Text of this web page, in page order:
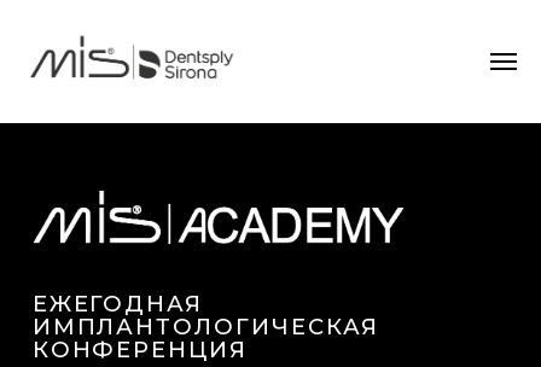
КАК ИСКУССТВО
ЕЖЕГОДНАЯ
ИМПЛАНТОЛОГИЧЕСКАЯ
КОНФЕРЕНЦИЯ